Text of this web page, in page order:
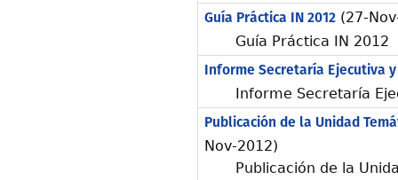
Guía Práctica IN 2012(27-
Guía Práctica IN 2012
Informe Secretaría Ejecutiva y
Informe Secretaría
Publicación de la Unidad
Nov-2012)
Publicación de la